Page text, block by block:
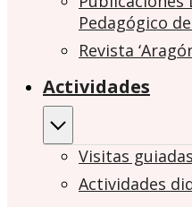
Pedagógico
Revista
Actividades
Visitas guiadas
Actividades